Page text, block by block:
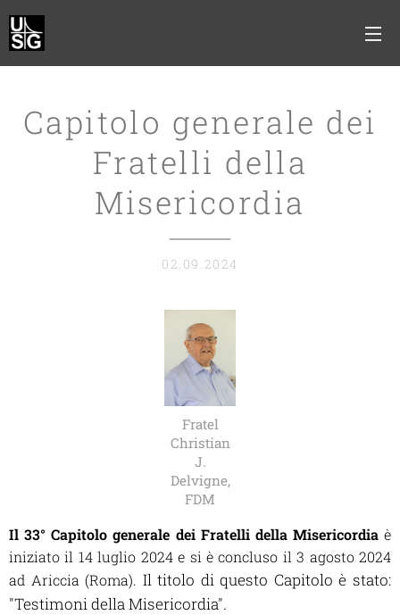
Capitolo generale dei
Fratelli della
Misericordia
02.09.2024
Fratel
Christian
J.
Delvigne,
FDM
Il 33° Capitolo generale dei Fratelli della Misericordiaè
iniziato il 14 luglio 2024 e si è concluso il 3 agosto 2024
ad Ariccia (Roma). Il titolo di questo Capitolo è stato:
"Testimoni della Misericordia".